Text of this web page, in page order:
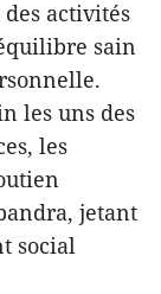
activités
sain
les uns des
les
jetant
social